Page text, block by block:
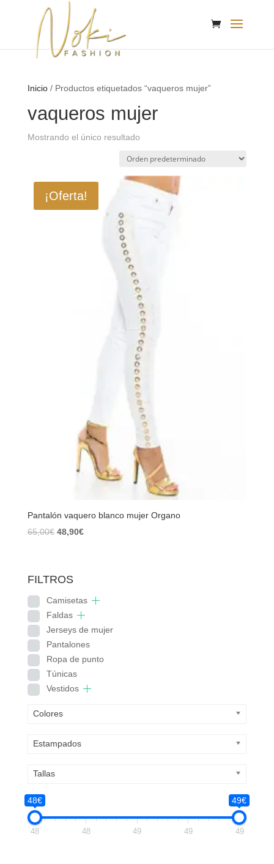
Inicio/ Productos etiquetados “vaqueros mujer”
vaqueros mujer
Mostrando el único resultado
¡Oferta!
Pantalón vaquero blanco mujer Organo
65,00€ El
48,90€El
FILTROS
Camisetas
Faldas
Jerseys de mujer
Pantalones
Ropa de punto
Túnicas
Vestidos
Colores
Estampados
Tallas
48€ 49€
48 48 49 49 49